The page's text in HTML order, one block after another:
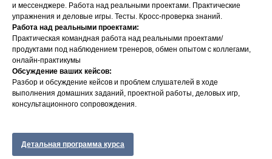
и мессенджере. Работа над реальными проектами. Практические
упражнения и деловые игры. Тесты. Кросс-проверка знаний.
Работа над реальными проектами:
Практическая командная работа над реальными проектами/
продуктами под наблюдением тренеров, обмен опытом с коллегами,
онлайн-практикумы
Обсуждение ваших кейсов:
Разбор и обсуждение кейсов и проблем слушателей в ходе
выполнения домашних заданий, проектной работы, деловых игр,
консультационного сопровождения.
Детальная программа курса